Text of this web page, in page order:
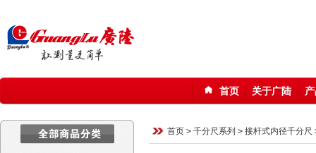
首页 关于广陆
首页 > 千分尺系列 > 接杆式内径千分尺